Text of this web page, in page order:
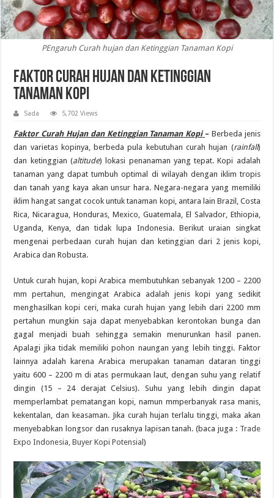
PEngaruh Curah hujan dan Ketinggian Tanaman Kopi
Faktor Curah Hujan dan Ketinggian
Tanaman Kopi
Sada 5,702 Views
Faktor Curah Hujan dan Ketinggian Tanaman Kopi – Berbeda jenis
dan varietas kopinya, berbeda pula kebutuhan curah hujan (rainfall)
dan ketinggian (altitude) lokasi penanaman yang tepat. Kopi adalah
tanaman yang dapat tumbuh optimal di wilayah dengan iklim tropis
dan tanah yang kaya akan unsur hara. Negara-negara yang memiliki
iklim hangat sangat cocok untuk tanaman kopi, antara lain Brazil, Costa
Rica, Nicaragua, Honduras, Mexico, Guatemala, El Salvador, Ethiopia,
Uganda, Kenya, dan tidak lupa Indonesia. Berikut uraian singkat
mengenai perbedaan curah hujan dan ketinggian dari 2 jenis kopi,
Arabica dan Robusta.
Untuk curah hujan, kopi Arabica membutuhkan sebanyak 1200 – 2200
mm pertahun, mengingat Arabica adalah jenis kopi yang sedikit
menghasilkan kopi ceri, maka curah hujan yang lebih dari 2200 mm
pertahun mungkin saja dapat menyebabkan kerontokan bunga dan
gagal menjadi buah sehingga semakin menurunkan hasil panen.
Apalagi jika tidak memiliki pohon naungan yang lebih tinggi. Faktor
lainnya adalah karena Arabica merupakan tanaman dataran tinggi
yaitu 600 – 2200 m di atas permukaan laut, dengan suhu yang relatif
dingin (15 – 24 derajat Celsius). Suhu yang lebih dingin dapat
memperlambat pematangan kopi, namun mmperbanyak rasa manis,
kekentalan, dan keasaman. Jika curah hujan terlalu tinggi, maka akan
menyebabkan longsor dan rusaknya lapisan tanah. (baca juga : Trade
Expo Indonesia, Buyer Kopi Potensial)